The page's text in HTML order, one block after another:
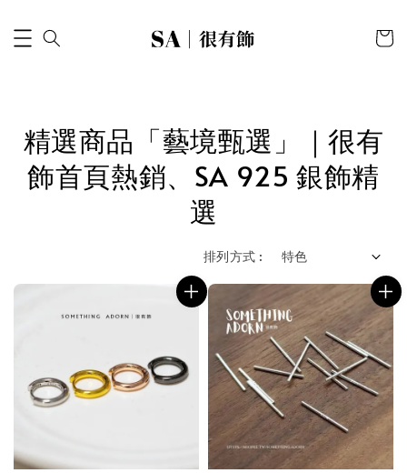
精選商品「藝境甄選」｜很有
飾首頁熱銷、SA 925 銀飾精
選
排列方式 :